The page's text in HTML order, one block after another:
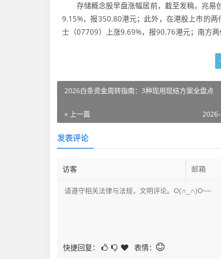
存储概念股早盘涨幅居前，截至发稿，兆易
9.15%，报350.80港元；此外，在港股上市的两
士（07709）上涨9.69%，报90.76港元；南方
2026白条资金周转指南：3种现用现结方案全盘点
« 上一篇
发表评论
快捷回复： 表情：